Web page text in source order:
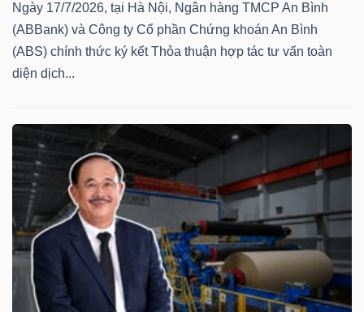
Ngày 17/7/2026, tại Hà Nội, Ngân hàng TMCP An Bình
(ABBank) và Công ty Cổ phần Chứng khoán An Bình
(ABS) chính thức ký kết Thỏa thuận hợp tác tư vấn toàn
diện dịch...
tích
(-)
Dịch
vụ
(-)
Đào